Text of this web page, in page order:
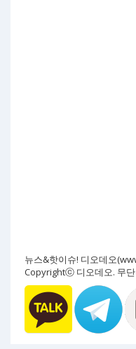
뉴스&핫이슈! 디오데오
Copyrightⓒ 디오데오. 무단